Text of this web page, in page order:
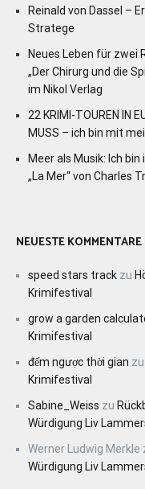
Reinald von Dassel –
Stratege
Neues Leben für zwei
„Der Chirurg und die
im Nikol Verlag
22 KRIMI-TOUREN IN
MUSS – ich bin mit
Meer als Musik: Ich
„La Mer“ von Charles
NEUESTE KOMMENTARE
speed stars track zu
Krimifestival
grow a garden
Krimifestival
đếm ngược thời gian zu
Krimifestival
Sabine_Weiss zu
Würdigung Liv
Werner Ludwig Merkle
Würdigung Liv